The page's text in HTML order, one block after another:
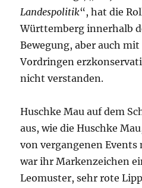
Landespolitik“, hat die
Württemberg innerhalb
Bewegung, aber auch
Vordringen
nicht verstanden.
Huschke Mau auf dem
aus, wie die Huschke
von vergangenen
war ihr Markenzeichen
Leomuster, sehr rote